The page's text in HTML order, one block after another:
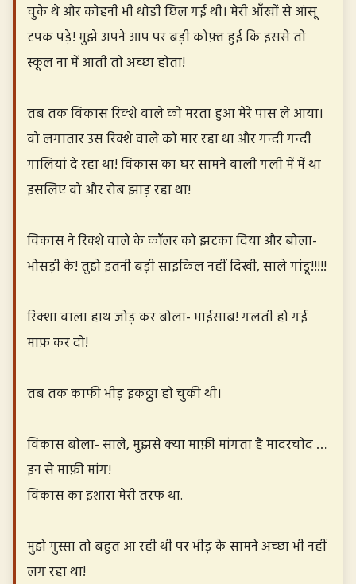
चुके थे और कोहनी भी थोड़ी छिल गई थी। मेरी आँखों से आंसू
टपक पड़े! मुझे अपने आप पर बड़ी कोफ़्त हुई कि इससे तो
स्कूल ना में आती तो अच्छा होता!
तब तक विकास रिक्शे वाले को मरता हुआ मेरे पास ले आया।
वो लगातार उस रिक्शे वाले को मार रहा था और गन्दी गन्दी
गालियां दे रहा था! विकास का घर सामने वाली गली में में था
इसलिए वो और रोब झाड़ रहा था!
विकास ने रिक्शे वाले के कॉलर को झटका दिया और बोला-
भोसड़ी के! तुझे इतनी बड़ी साइकिल नहीं दिखी, साले गांडू!!!!!
रिक्शा वाला हाथ जोड़ कर बोला- भाईसाब! गलती हो गई
माफ़ कर दो!
तब तक काफी भीड़ इकठ्ठा हो चुकी थी।
विकास बोला- साले, मुझसे क्या माफ़ी मांगता है मादरचोद …
इन से माफ़ी मांग!
विकास का इशारा मेरी तरफ था.
मुझे गुस्सा तो बहुत आ रही थी पर भीड़ के सामने अच्छा भी नहीं
लग रहा था!